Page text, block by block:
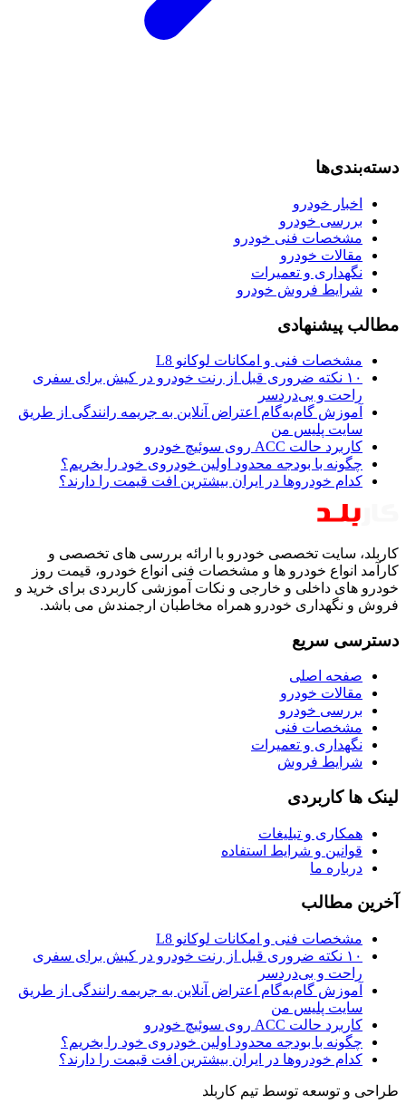
دسته‌بندی‌ها
اخبار خودرو
بررسی خودرو
مشخصات فنی خودرو
مقالات خودرو
نگهداری و تعمیرات
شرایط فروش خودرو
مطالب پیشنهادی
مشخصات فنی و امکانات لوکانو L8
۱۰ نکته ضروری قبل از رنت خودرو در کیش برای سفری
راحت و بی‌دردسر
آموزش گام‌به‌گام اعتراض آنلاین به جریمه رانندگی از طریق
سایت پلیس من
کاربرد حالت ACC روی سوئیچ خودرو
چگونه با بودجه محدود اولین خودروی خود را بخریم؟
کدام خودروها در ایران بیشترین افت قیمت را دارند؟
کاربلد، سایت تخصصی خودرو با ارائه بررسی های تخصصی و
کارآمد انواع خودرو ها و مشخصات فنی انواع خودرو، قیمت روز
خودرو های داخلی و خارجی و نکات آموزشی کاربردی برای خرید و
فروش و نگهداری خودرو همراه مخاطبان ارجمندش می باشد.
دسترسی سریع
صفحه اصلی
مقالات خودرو
بررسی خودرو
مشخصات فنی
نگهداری و تعمیرات
شرایط فروش
لینک ها کاربردی
همکاری و تبلیغات
قوانین و شرایط استفاده
درباره ما
آخرین مطالب
مشخصات فنی و امکانات لوکانو L8
۱۰ نکته ضروری قبل از رنت خودرو در کیش برای سفری
راحت و بی‌دردسر
آموزش گام‌به‌گام اعتراض آنلاین به جریمه رانندگی از طریق
سایت پلیس من
کاربرد حالت ACC روی سوئیچ خودرو
چگونه با بودجه محدود اولین خودروی خود را بخریم؟
کدام خودروها در ایران بیشترین افت قیمت را دارند؟
طراحی و توسعه توسط تیم کاربلد